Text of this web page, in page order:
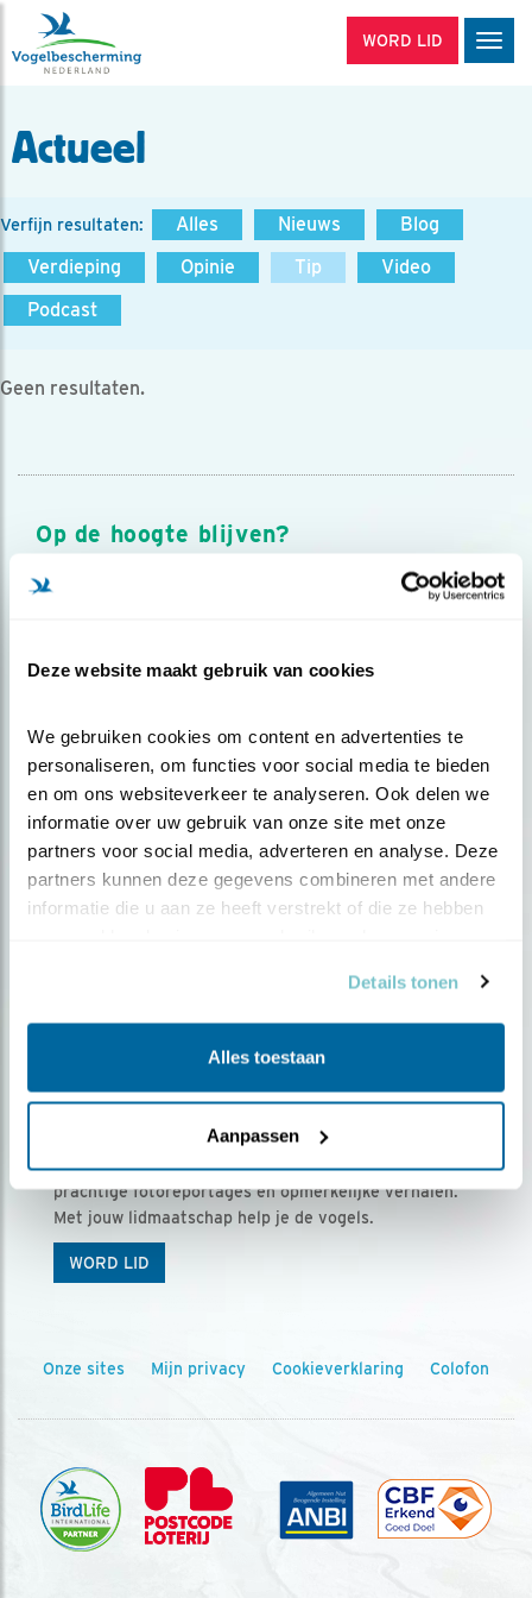
Deze website maakt gebruik van cookies
We gebruiken cookies om content en advertenties te
personaliseren, om functies voor social media te bieden
en om ons websiteverkeer te analyseren. Ook delen we
informatie over uw gebruik van onze site met onze
partners voor social media, adverteren en analyse. Deze
partners kunnen deze gegevens combineren met andere
informatie die u aan ze heeft verstrekt of die ze hebben
Details tonen
Alles toestaan
Aanpassen
WORD LID
Actueel
Verfijn resultaten: Alles Nieuws
Blog
Verdieping
Opinie Tip
Video
Podcast
Geen resultaten.
Op de hoogte blijven?
Meld je aan en ontvang nieuws, inspiratie, acties en tips
over vogels en activiteiten van Vogelbescherming.
Ontvang 5 x Vogels voor € 36,00 per jaar
Vogels is het tijdschrift voor onze leden, met
prachtige fotoreportages en opmerkelijke verhalen.
Met jouw lidmaatschap help je de vogels.
WORD LID
Onze sites Mijn privacy Cookieverklaring Colofon